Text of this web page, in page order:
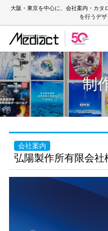
大阪・東京を中心に、会社案内・カタ
を行うデザ
制
会社案内
弘陽製作所有限会社